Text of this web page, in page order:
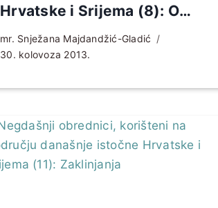
Hrvatske i Srijema (8): O
sakramentu ženidbe
mr. Snježana Majdandžić-Gladić
30. kolovoza 2013.